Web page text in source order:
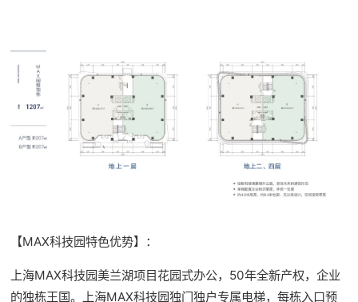
【MAX科技园特色优势】：
上海MAX科技园美兰湖项目花园式办公，50年全新产权，企业
的独栋王国。上海MAX科技园独门独户专属电梯，每栋入口预